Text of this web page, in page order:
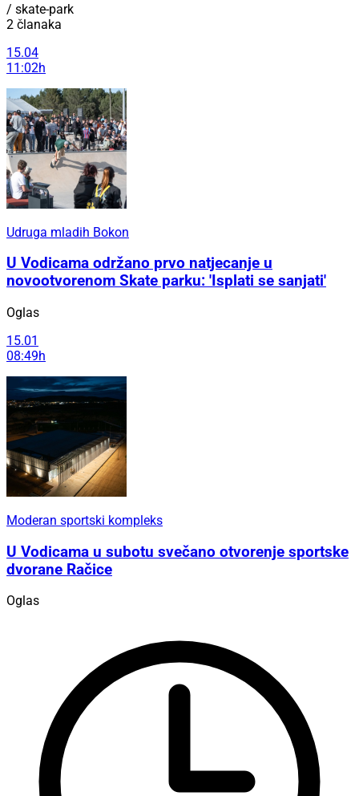
/ skate-park
2 članaka
15.04
11:02h
Udruga mladih Bokon
U Vodicama održano prvo natjecanje u
novootvorenom Skate parku: 'Isplati se sanjati'
Oglas
15.01
08:49h
Moderan sportski kompleks
U Vodicama u subotu svečano otvorenje sportske
dvorane Račice
Oglas